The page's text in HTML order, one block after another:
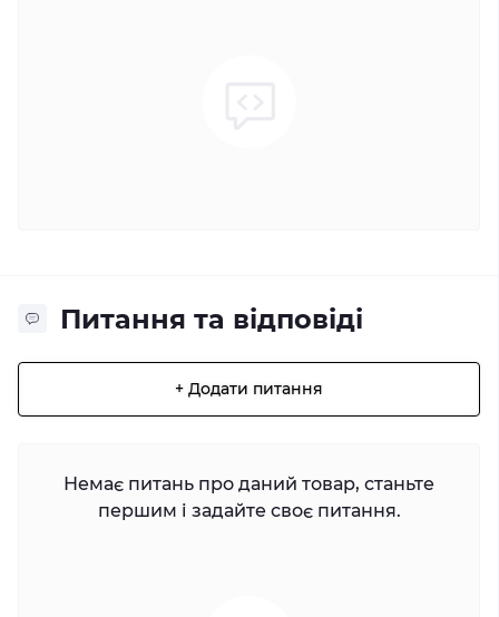
Питання та відповіді
+ Додати питання
Немає питань про даний товар, станьте
першим і задайте своє питання.